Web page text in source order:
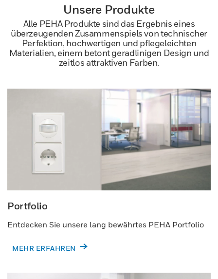
Unsere Produkte
Alle PEHA Produkte sind das Ergebnis eines
überzeugenden Zusammenspiels von technischer
Perfektion, hochwertigen und pflegeleichten
Materialien, einem betont geradlinigen Design und
zeitlos attraktiven Farben.
Portfolio
Entdecken Sie unsere lang bewährtes PEHA Portfolio
MEHR ERFAHREN